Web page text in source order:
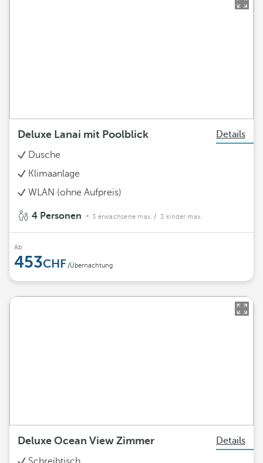
Deluxe Lanai mit Poolblick
Details
Dusche
Klimaanlage
WLAN (ohne Aufpreis)
4 Personen 3 erwachsene max. / 3 kinder max.
Ab
453 /Übernachtung
Deluxe Ocean View Zimmer
Details